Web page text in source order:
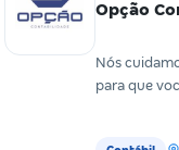
Opção
Nós
para que